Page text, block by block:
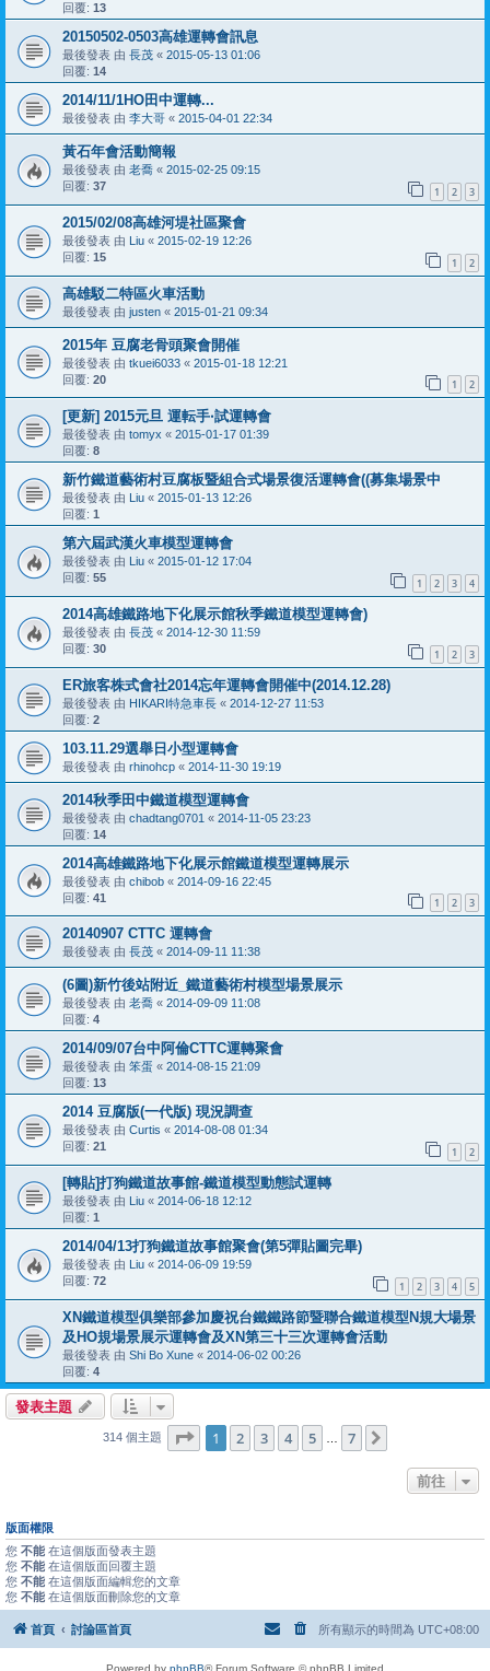
回覆: 13
20150502-0503高雄運轉會訊息
最後發表 由 長茂 « 2015-05-13 01:06
回覆: 14
2014/11/1HO田中運轉...
最後發表 由 李大哥 « 2015-04-01 22:34
黃石年會活動簡報
最後發表 由 老喬 « 2015-02-25 09:15
回覆: 37 1 2 3
2015/02/08高雄河堤社區聚會
最後發表 由 Liu « 2015-02-19 12:26
回覆: 15 1 2
高雄駁二特區火車活動
最後發表 由 justen « 2015-01-21 09:34
2015年 豆腐老骨頭聚會開催
最後發表 由 tkuei6033 « 2015-01-18 12:21
回覆: 20 1 2
[更新] 2015元旦 運転手‧試運轉會
最後發表 由 tomyx « 2015-01-17 01:39
回覆: 8
新竹鐵道藝術村豆腐板暨組合式場景復活運轉會((募集場景中
最後發表 由 Liu « 2015-01-13 12:26
回覆: 1
第六屆武漢火車模型運轉會
最後發表 由 Liu « 2015-01-12 17:04
回覆: 55 1 2 3 4
2014高雄鐵路地下化展示館秋季鐵道模型運轉會)
最後發表 由 長茂 « 2014-12-30 11:59
回覆: 30 1 2 3
ER旅客株式會社2014忘年運轉會開催中(2014.12.28)
最後發表 由 HIKARI特急車長 « 2014-12-27 11:53
回覆: 2
103.11.29選舉日小型運轉會
最後發表 由 rhinohcp « 2014-11-30 19:19
2014秋季田中鐵道模型運轉會
最後發表 由 chadtang0701 « 2014-11-05 23:23
回覆: 14
2014高雄鐵路地下化展示館鐵道模型運轉展示
最後發表 由 chibob « 2014-09-16 22:45
回覆: 41 1 2 3
20140907 CTTC 運轉會
最後發表 由 長茂 « 2014-09-11 11:38
(6圖)新竹後站附近_鐵道藝術村模型場景展示
最後發表 由 老喬 « 2014-09-09 11:08
回覆: 4
2014/09/07台中阿倫CTTC運轉聚會
最後發表 由 笨蛋 « 2014-08-15 21:09
回覆: 13
2014 豆腐版(一代版) 現況調查
最後發表 由 Curtis « 2014-08-08 01:34
回覆: 21 1 2
[轉貼]打狗鐵道故事館-鐵道模型動態試運轉
最後發表 由 Liu « 2014-06-18 12:12
回覆: 1
2014/04/13打狗鐵道故事館聚會(第5彈貼圖完畢)
最後發表 由 Liu « 2014-06-09 19:59
回覆: 72 1 2 3 4 5
XN鐵道模型俱樂部參加慶祝台鐵鐵路節暨聯合鐵道模型N規大場景
及HO規場景展示運轉會及XN第三十三次運轉會活動
最後發表 由 Shi Bo Xune « 2014-06-02 00:26
回覆: 4
發表主題
314 個主題 1 頁 (共7 頁)
1 2 3 4 5 7
前往
版面權限
您 不能 在這個版面發表主題
您 不能 在這個版面回覆主題
您 不能 在這個版面編輯您的文章
您 不能 在這個版面刪除您的文章
首頁 討論區首頁 所有顯示的時間為 UTC+08:00
Powered by phpBB® Forum Software © phpBB Limited